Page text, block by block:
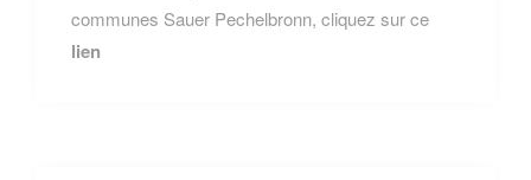
communes Sauer Pechelbronn, cliquez sur ce
lien